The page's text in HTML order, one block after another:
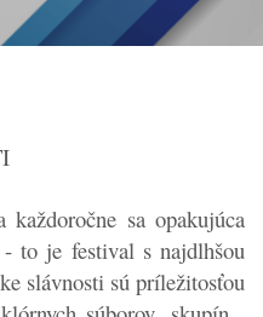
sa opakujúca
to je festival s najdlhšou
slávnosti sú príležitosťou